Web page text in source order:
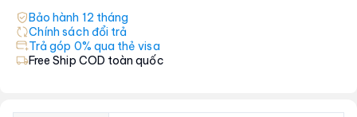
Bảo hành 12 tháng
Chính sách đổi trả
Trả góp 0% qua thẻ visa
Free Ship COD toàn quốc